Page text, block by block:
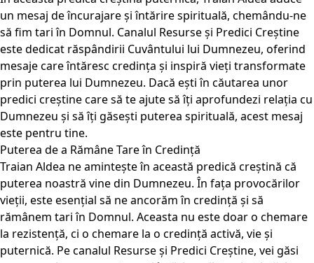
un mesaj de încurajare și întărire spirituală, chemându-ne
să fim tari în Domnul. Canalul Resurse și Predici Creștine
este dedicat răspândirii Cuvântului lui Dumnezeu, oferind
mesaje care întăresc credința și inspiră vieți transformate
prin puterea lui Dumnezeu. Dacă ești în căutarea unor
predici creștine care să te ajute să îți aprofundezi relația cu
Dumnezeu și să îți găsești puterea spirituală, acest mesaj
este pentru tine.
Puterea de a Rămâne Tare în Credință
Traian Aldea ne amintește în această predică creștină că
puterea noastră vine din Dumnezeu. În fața provocărilor
vieții, este esențial să ne ancorăm în credință și să
rămânem tari în Domnul. Aceasta nu este doar o chemare
la rezistență, ci o chemare la o credință activă, vie și
puternică. Pe canalul Resurse și Predici Creștine, vei găsi